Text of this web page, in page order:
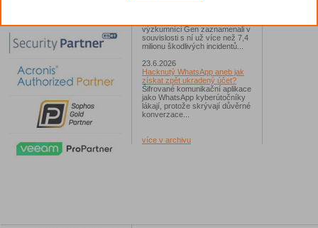
výzkumníci Gen zaznamenali v
souvislosti s ní už více než 7,4
milionu škodlivých incidentů...
23.6.2026
Hacknutý WhatsApp aneb jak
získat zpět ukradený účet?
Šifrované komunikační aplikace
jako WhatsApp kyberútočníky
lákají, protože skrývají důvěrné
konverzace...
více v archivu